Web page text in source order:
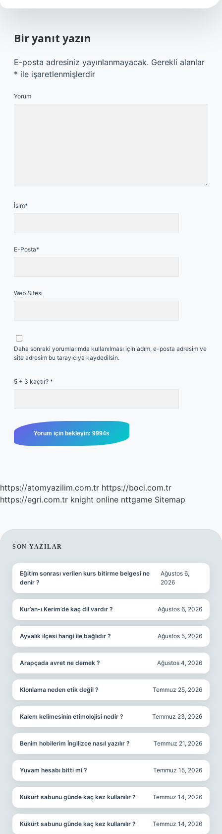
Bir yanıt yazın
E-posta adresiniz yayınlanmayacak. Gerekli alanlar
* ile işaretlenmişlerdir
Yorum
İsim*
E-Posta*
Web Sitesi
Daha sonraki yorumlarımda kullanılması için adım, e-posta adresim ve
site adresim bu tarayıcıya kaydedilsin.
5 + 3 kaçtır? *
https://atomyazilim.com.tr https://boci.com.tr
https://egri.com.tr knight online nttgame Sitemap
SIDEBAR
SON YAZILAR
Eğitim sonrası verilen kurs bitirme belgesi ne
denir ?
Ağustos 6,
2026
Kur’an-ı Kerim’de kaç dil vardır ? Ağustos 6, 2026
Ayvalık ilçesi hangi ile bağlıdır ? Ağustos 5, 2026
Arapçada avret ne demek ? Ağustos 4, 2026
Klonlama neden etik değil ? Temmuz 25, 2026
Kalem kelimesinin etimolojisi nedir ? Temmuz 23, 2026
Benim hobilerim İngilizce nasıl yazılır ? Temmuz 21, 2026
Yuvam hesabı bitti mi ? Temmuz 15, 2026
Kükürt sabunu günde kaç kez kullanılır ? Temmuz 14, 2026
Kükürt sabunu günde kaç kez kullanılır ? Temmuz 14, 2026